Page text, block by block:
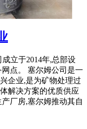
立于2014年,总部设
点。 塞尔姆公司是一
企业,是为矿物处理过
解决方案的优质供应
厂房,塞尔姆推动其自